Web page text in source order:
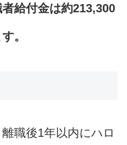
給付金は約213,300
。
職後1年以内にハロ